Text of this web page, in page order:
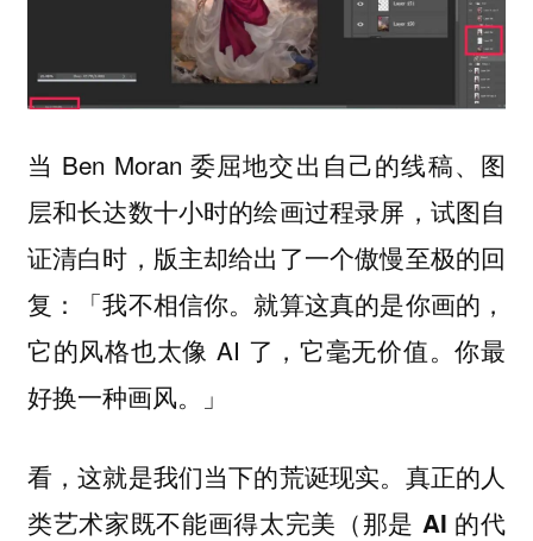
当 Ben Moran 委屈地交出自己的线稿、图
层和长达数十小时的绘画过程录屏，试图自
证清白时，版主却给出了一个傲慢至极的回
复：「我不相信你。就算这真的是你画的，
它的风格也太像 AI 了，它毫无价值。你最
好换一种画风。」
看，这就是我们当下的荒诞现实。 真正的人
类艺术家既不能画得太完美（那是 AI 的代